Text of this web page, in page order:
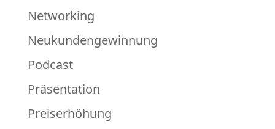
Networking
Neukundengewinnung
Podcast
Präsentation
Preiserhöhung